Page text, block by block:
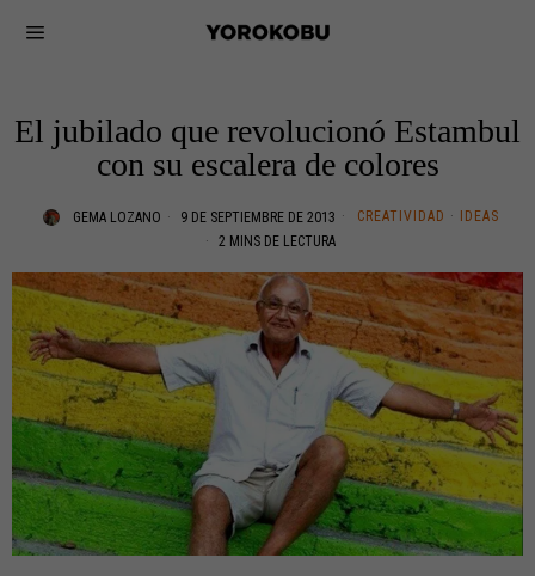
El jubilado que revolucionó Estambul
con su escalera de colores
GEMA LOZANO 9 DE SEPTIEMBRE DE 2013 CREATIVIDAD ·
IDEAS
2 MINS DE LECTURA